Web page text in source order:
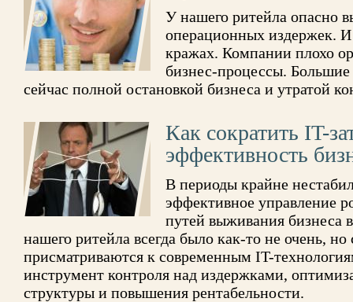
У нашего ритейла опасно
операционных издержек. И
кражах. Компании плохо
бизнес-процессы.
сейчас полной остановкой бизнеса и утратой
Как сократить IT-
эффективность
В периоды крайне
эффективное управление
путей выживания бизнеса
нашего ритейла всегда было как-то не очень, но
присматриваются к современным IT-
инструмент контроля над издержками,
структуры и повышения рентабельности.